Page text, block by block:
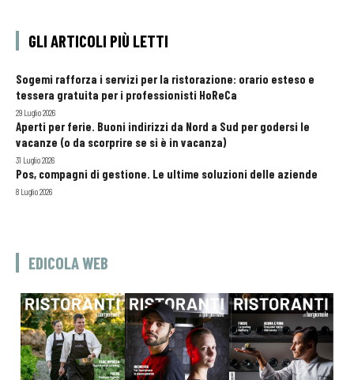
GLI ARTICOLI PIÙ LETTI
Sogemi rafforza i servizi per la ristorazione: orario esteso e
tessera gratuita per i professionisti HoReCa
29 Luglio 2026
Aperti per ferie. Buoni indirizzi da Nord a Sud per godersi le
vacanze (o da scorprire se si è in vacanza)
31 Luglio 2026
Pos, compagni di gestione. Le ultime soluzioni delle aziende
8 Luglio 2026
EDICOLA WEB